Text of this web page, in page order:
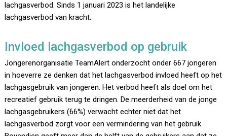
lachgasverbod. Sinds 1 januari 2023 is het landelijke
lachgasverbod van kracht.
Invloed lachgasverbod op gebruik
Jongerenorganisatie TeamAlert onderzocht onder 667 jongeren
in hoeverre ze denken dat het lachgasverbod invloed heeft op het
lachgasgebruik van jongeren. Het verbod heeft als doel om het
recreatief gebruik terug te dringen. De meerderheid van de jonge
lachgasgebruikers (66%) verwacht echter niet dat het
lachgasverbod zorgt voor een vermindering van het gebruik.